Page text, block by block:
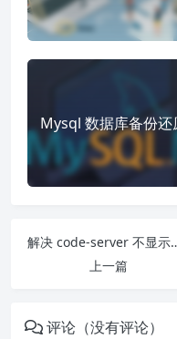
Mysql 数据库备份还
解决 code-
上一篇
评论（没有评论）